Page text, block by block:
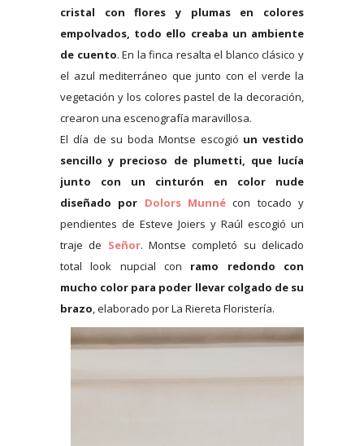
cristal con flores y plumas en colores
empolvados, todo ello creaba un ambiente
de cuento. En la finca resalta el blanco clásico y
el azul mediterráneo que junto con el verde la
vegetación y los colores pastel de la decoración,
crearon una escenografía maravillosa.
El día de su boda Montse escogió un vestido
sencillo y precioso de plumetti, que lucía
junto con un cinturón en color nude
diseñado por Dolors Munné con tocado y
pendientes de Esteve Joiers y Raúl escogió un
traje de Señor. Montse completó su delicado
total look nupcial con ramo redondo con
mucho color para poder llevar colgado de su
brazo, elaborado por La Riereta Floristería.